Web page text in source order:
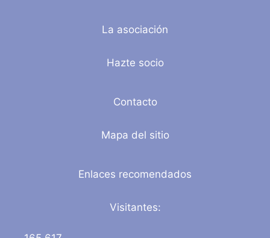
La asociación
Hazte socio
Contacto
Mapa del sitio
Enlaces recomendados
Visitantes: